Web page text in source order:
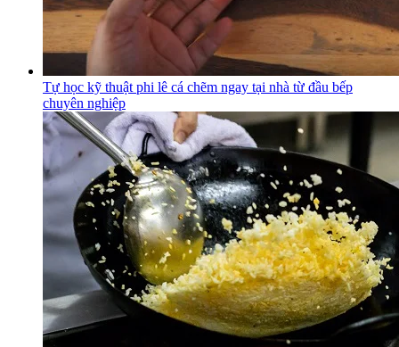
Tự học kỹ thuật phi lê cá chẽm ngay tại nhà từ đầu bếp
chuyên nghiệp